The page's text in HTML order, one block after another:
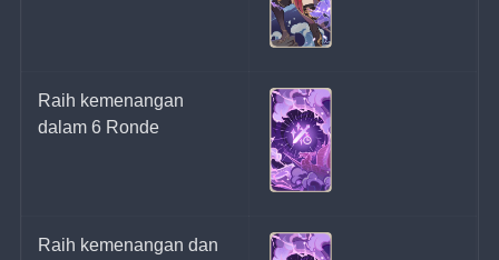
Raih kemenangan
dalam 6 Ronde
Raih kemenangan dan